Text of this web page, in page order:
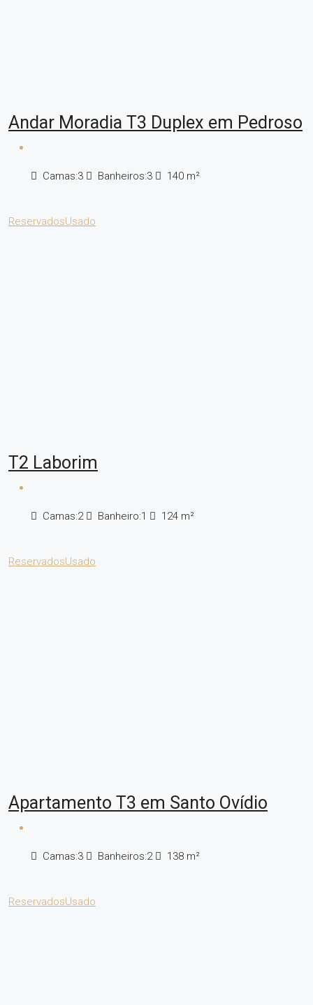
Andar Moradia T3 Duplex em Pedroso
Camas:3 Banheiros:3 140 m²
ReservadosUsado
T2 Laborim
Camas:2 Banheiro:1 124 m²
ReservadosUsado
Apartamento T3 em Santo Ovídio
Camas:3 Banheiros:2 138 m²
ReservadosUsado